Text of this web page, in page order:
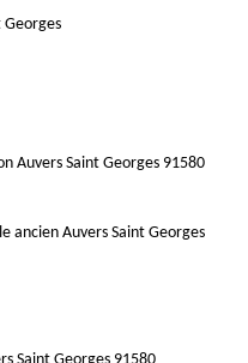
Georges
Auvers Saint Georges 91580
ancien Auvers Saint Georges